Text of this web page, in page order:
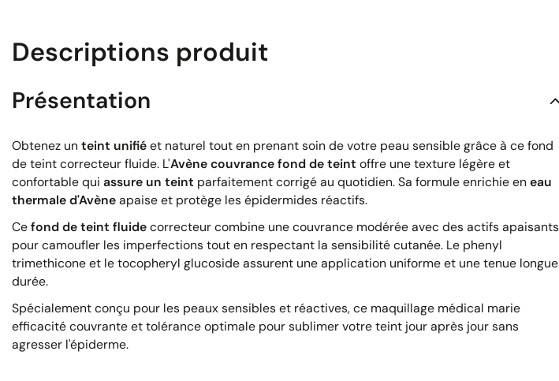
Descriptions produit
Présentation
Obtenez un teint unifiéet naturel tout en prenant soin de votre peau sensible grâce à ce fond
de teint correcteur fluide. L'Avène couvrance fond de teint offre une texture légère et
confortable qui assure un teint parfaitement corrigé au quotidien. Sa formule enrichie en eau
thermale d'Avèneapaise et protège les épidermides réactifs.
Cefond de teint fluidecorrecteur combine une couvrance modérée avec des actifs apaisants
pour camoufler les imperfections tout en respectant la sensibilité cutanée. Le phenyl
trimethicone et le tocopheryl glucoside assurent une application uniforme et une tenue longue
durée.
Spécialement conçu pour les peaux sensibles et réactives, ce maquillage médical marie
efficacité couvrante et tolérance optimale pour sublimer votre teint jour après jour sans
agresser l'épiderme.